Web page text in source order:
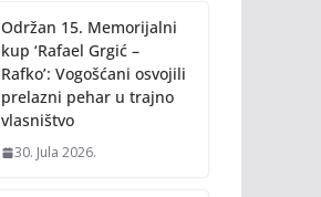
Održan 15. Memorijalni
kup ‘Rafael Grgić –
Rafko’: Vogošćani osvojili
prelazni pehar u trajno
vlasništvo
30. Jula 2026.